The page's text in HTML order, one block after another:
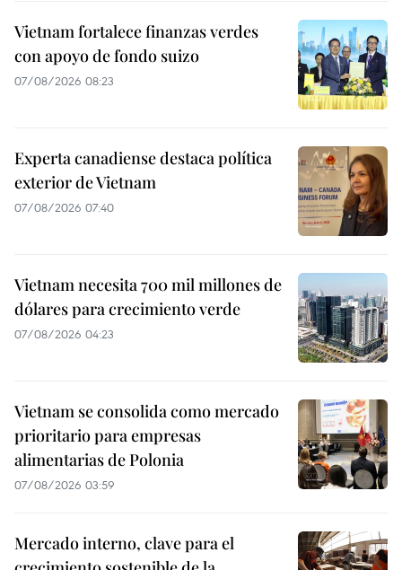
Vietnam fortalece finanzas verdes
con apoyo de fondo suizo
07/08/2026 08:23
Experta canadiense destaca política
exterior de Vietnam
07/08/2026 07:40
Vietnam necesita 700 mil millones de
dólares para crecimiento verde
07/08/2026 04:23
Vietnam se consolida como mercado
prioritario para empresas
alimentarias de Polonia
07/08/2026 03:59
Mercado interno, clave para el